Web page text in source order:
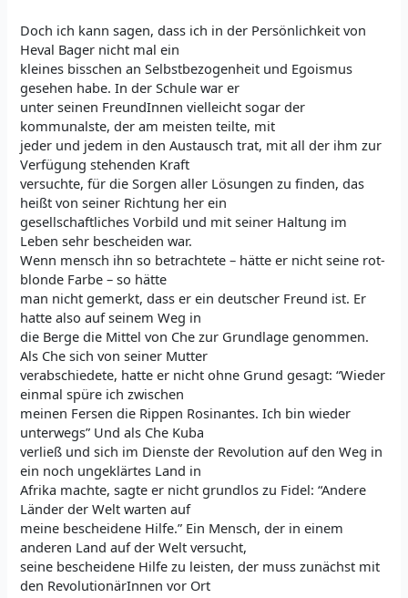
Doch ich kann sagen, dass ich in der Persönlichkeit von
Heval Bager nicht mal ein
kleines bisschen an Selbstbezogenheit und Egoismus
gesehen habe. In der Schule war er
unter seinen FreundInnen vielleicht sogar der
kommunalste, der am meisten teilte, mit
jeder und jedem in den Austausch trat, mit all der ihm zur
Verfügung stehenden Kraft
versuchte, für die Sorgen aller Lösungen zu finden, das
heißt von seiner Richtung her ein
gesellschaftliches Vorbild und mit seiner Haltung im
Leben sehr bescheiden war.
Wenn mensch ihn so betrachtete – hätte er nicht seine rot-
blonde Farbe – so hätte
man nicht gemerkt, dass er ein deutscher Freund ist. Er
hatte also auf seinem Weg in
die Berge die Mittel von Che zur Grundlage genommen.
Als Che sich von seiner Mutter
verabschiedete, hatte er nicht ohne Grund gesagt: “Wieder
einmal spüre ich zwischen
meinen Fersen die Rippen Rosinantes. Ich bin wieder
unterwegs” Und als Che Kuba
verließ und sich im Dienste der Revolution auf den Weg in
ein noch ungeklärtes Land in
Afrika machte, sagte er nicht grundlos zu Fidel: “Andere
Länder der Welt warten auf
meine bescheidene Hilfe.” Ein Mensch, der in einem
anderen Land auf der Welt versucht,
seine bescheidene Hilfe zu leisten, der muss zunächst mit
den RevolutionärInnen vor Ort